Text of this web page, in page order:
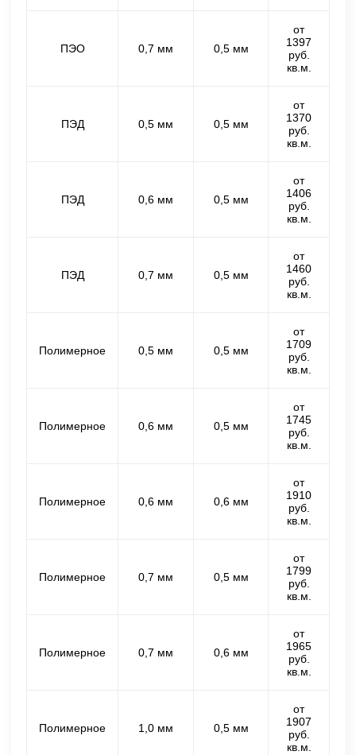
ПЭО 0,7 мм 0,5 мм
от
1397
руб.
кв.м.
ПЭД 0,5 мм 0,5 мм
от
1370
руб.
кв.м.
ПЭД 0,6 мм 0,5 мм
от
1406
руб.
кв.м.
ПЭД 0,7 мм 0,5 мм
от
1460
руб.
кв.м.
Полимерное 0,5 мм 0,5 мм
от
1709
руб.
кв.м.
Полимерное 0,6 мм 0,5 мм
от
1745
руб.
кв.м.
Полимерное 0,6 мм 0,6 мм
от
1910
руб.
кв.м.
Полимерное 0,7 мм 0,5 мм
от
1799
руб.
кв.м.
Полимерное 0,7 мм 0,6 мм
от
1965
руб.
кв.м.
Полимерное 1,0 мм 0,5 мм
от
1907
руб.
кв.м.